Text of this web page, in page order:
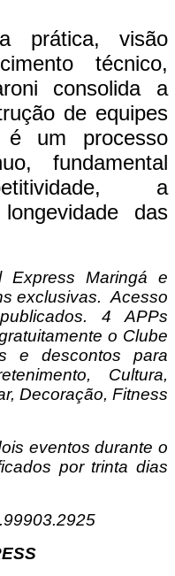
prática, visão
técnico,
consolida a
de equipes
é um processo
fundamental
a
das
Express Maringá e
exclusivas. Acesso
4 APPs
o Clube
e descontos para
Cultura,
Decoração, Fitness
eventos durante o
por trinta dias